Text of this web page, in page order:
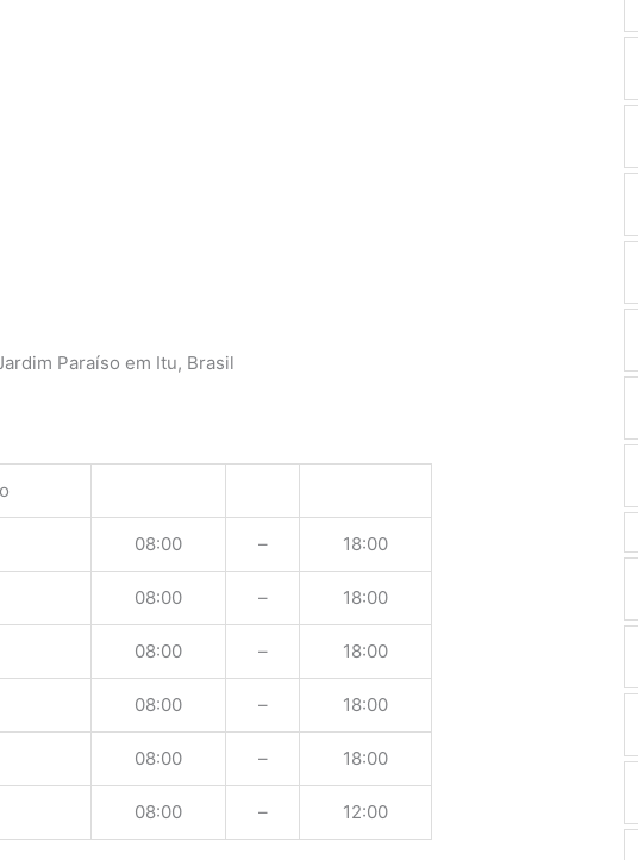
Paraíso em Itu, Brasil
08:00 – 18:00
08:00 – 18:00
08:00 – 18:00
08:00 – 18:00
08:00 – 18:00
08:00 – 12:00